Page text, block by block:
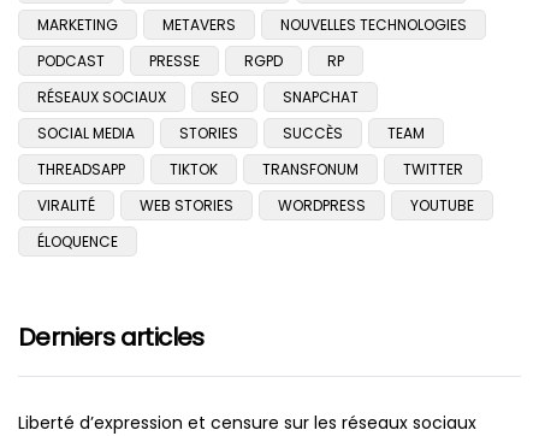
MARKETING
METAVERS
NOUVELLES TECHNOLOGIES
PODCAST
PRESSE RGPD
RP
RÉSEAUX SOCIAUX
SEO
SNAPCHAT
SOCIAL MEDIA
STORIES SUCCÈS
TEAM
THREADSAPP
TIKTOK TRANSFONUM
TWITTER
VIRALITÉ
WEB STORIES WORDPRESS
YOUTUBE
ÉLOQUENCE
Derniers articles
Liberté d’expression et censure sur les réseaux sociaux